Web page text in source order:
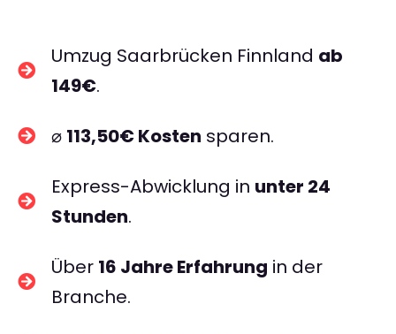
Umzug Saarbrücken Finnland ab
149€.
⌀ 113,50€ Kosten sparen.
Express-Abwicklung in unter 24
Stunden.
Über 16 Jahre Erfahrung in der
Branche.